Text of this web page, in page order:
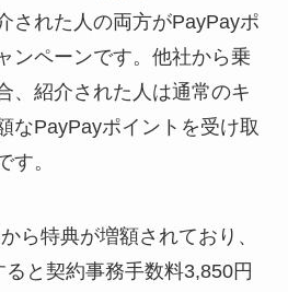
された人の両方がPayPayポ
ンペーンです。他社から乗
、紹介された人は通常のキ
なPayPayポイントを受け取
す。
ら特典が増額されており、
と契約事務手数料3,850円